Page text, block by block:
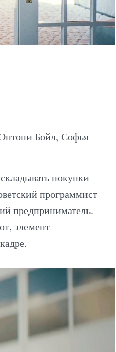
Бойл, Софья
покупки
программист
предприниматель.
элемент